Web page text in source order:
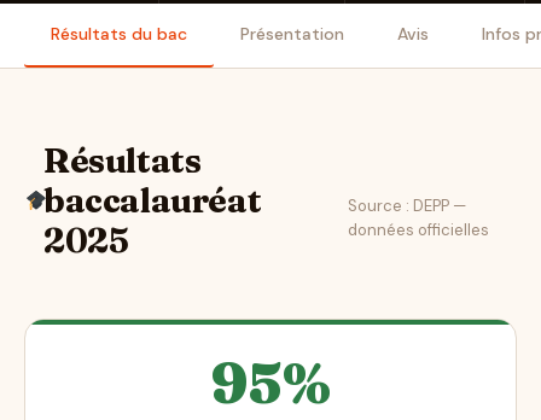
Résultats du bac Présentation Avis Infos
Résultats
baccalauréat
2025
Source : DEPP —
données officielles
95%